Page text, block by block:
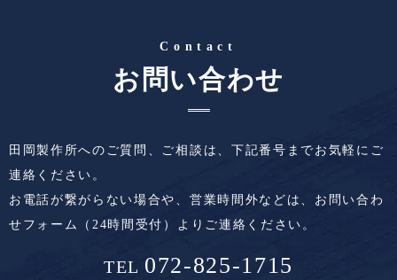
Contact
お問い合わせ
田岡製作所へのご質問、ご相談は、下記番号までお気軽にご
連絡ください。
お電話が繋がらない場合や、営業時間外などは、 お問い合わ
せフォーム（24時間受付）よりご連絡ください。
TEL 072-825-1715